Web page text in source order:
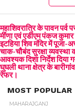
महाशिवरात्रि के पावन
मींणा एवं एडीएम पंकज कुमार
इटहिया शिव मंदिर में पूजा-
चाक-चौबंद सुरक्षा व्यवस्था
आवश्यक दिशा निर्देश दिया
घुघली थाना क्षेत्र के
रेफर।
MOST POPULAR
MAHARAJGANJ